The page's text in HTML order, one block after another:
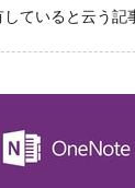
ていると云う記